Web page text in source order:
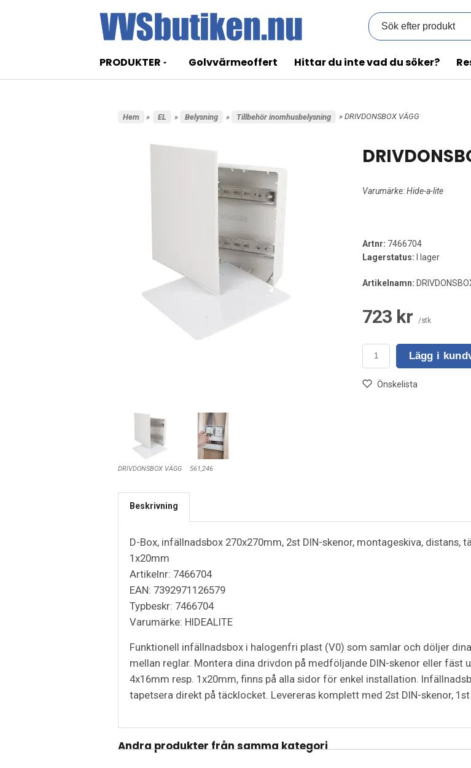
PRODUKTER Golvvärmeoffert Hittar du inte vad du söker?
Hem » EL » Belysning » Tillbehör inomhusbelysning » DRIVDONSBOX VÄGG
Varumärke:Hide-a-lite
Artnr: 7466704
Lagerstatus: I lager
Artikelnamn:
723 kr /stk
Lägg i
Önskelista
DRIVDONSBOX VÄGG 561,246
Beskrivning
D-Box, infällnadsbox 270x270mm, 2st DIN-skenor, montageskiva, distans,
1x20mm
Artikelnr: 7466704
EAN: 7392971126579
Typbeskr: 7466704
Varumärke: HIDEALITE
Funktionell infällnadsbox i halogenfri plast (V0) som samlar och döljer
mellan reglar. Montera dina drivdon på medföljande DIN-skenor eller fäst
4x16mm resp. 1x20mm, finns på alla sidor för enkel installation.
tapetsera direkt på täcklocket. Levereras komplett med 2st DIN-skenor,
Andra produkter från samma kategori